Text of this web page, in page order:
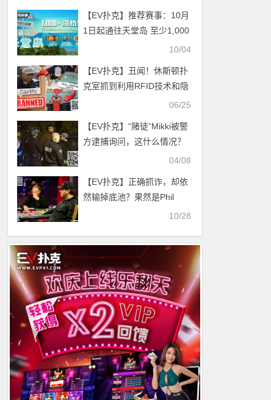
【EV扑克】推荐赛事：10月
1日起通往天堂岛 至少1,000
名资格赛 赢取您的WSOP梦
10/04
【EV扑克】丑闻！休斯顿扑
克室抓到利用RFID技术和隐
蔽的读卡器进行精心策划的
06/25
【EV扑克】“赌徒”Mikki被警
方逮捕询问，这什么情况？
04/08
【EV扑克】正确抓诈，却依
然输掉底池？果然是Phil
10/28